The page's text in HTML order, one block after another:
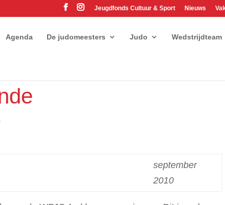
Jeugdfonds Cultuur & Sport Nieuws
Agenda De judomeesters Judo Wedstrijdteam
september
2010